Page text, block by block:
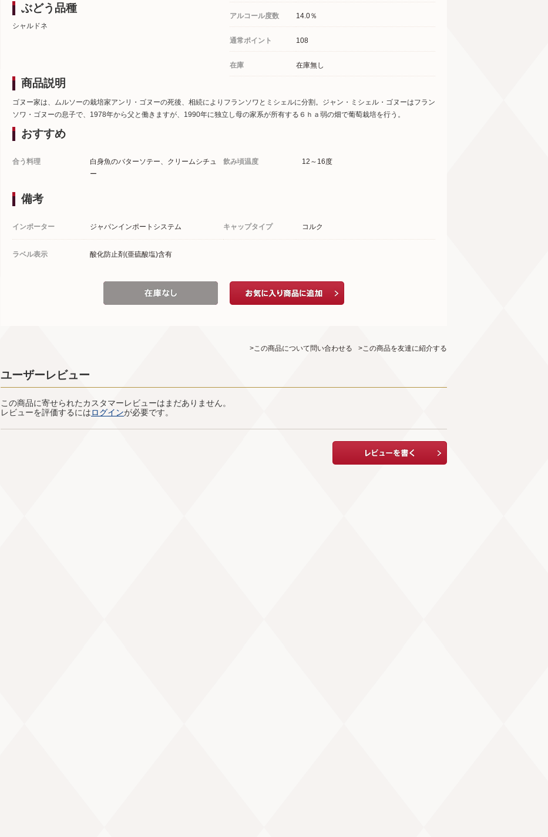
アルコール度数 14.0％
通常ポイント 108
在庫 在庫無し
ぶどう品種
シャルドネ
商品説明
ゴヌー家は、ムルソーの栽培家アンリ・ゴヌーの死後、相続によりフランソワとミシェルに分割。ジャン・ミシェル・ゴヌーはフラン
ソワ・ゴヌーの息子で、1978年から父と働きますが、1990年に独立し母の家系が所有する６ｈａ弱の畑で葡萄栽培を行う。
おすすめ
合う料理
白身魚のバターソテー、クリームシチュ
ー
飲み頃温度 12～16度
備考
インポーター ジャパンインポートシステム キャップタイプ コルク
ラベル表示 酸化防止剤(亜硫酸塩)含有
>この商品について問い合わせる >この商品を友達に紹介する
ユーザーレビュー
この商品に寄せられたカスタマーレビューはまだありません。
レビューを評価するにはログインが必要です。